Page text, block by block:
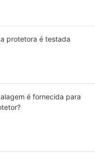
protetora é testada
é fornecida para